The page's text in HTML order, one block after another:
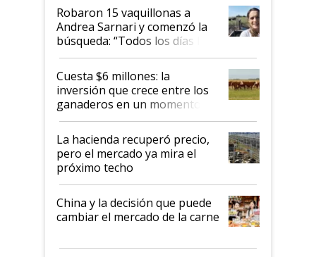
Robaron 15 vaquillonas a
Andrea Sarnari y comenzó la
búsqueda: “Todos los días le
toca a algún productor”
Cuesta $6 millones: la
inversión que crece entre los
ganaderos en un momento
histórico para la actividad
La hacienda recuperó precio,
pero el mercado ya mira el
próximo techo
China y la decisión que puede
cambiar el mercado de la carne